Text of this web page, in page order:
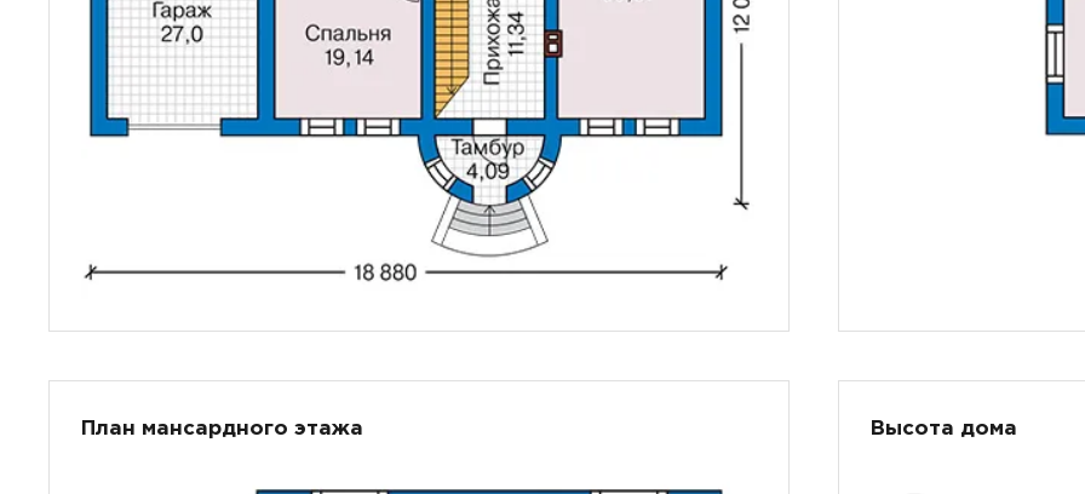
План мансардного этажа Высота дома